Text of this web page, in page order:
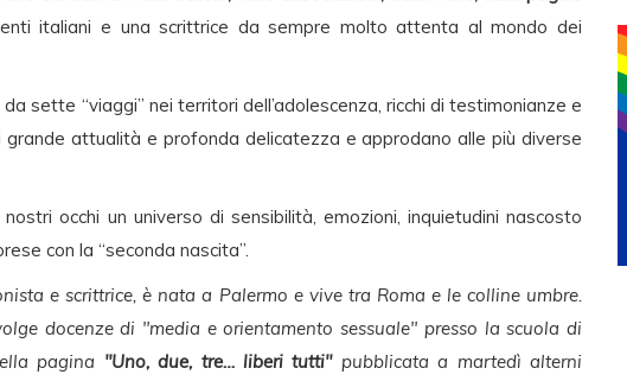
italiani e una scrittrice da sempre molto attenta al mondo dei
sette “viaggi” nei territori dell’adolescenza, ricchi di testimonianze e
attualità e profonda delicatezza e approdano alle più diverse
occhi un universo di sensibilità, emozioni, inquietudini nascosto
con la “seconda nascita”.
e scrittrice, è nata a Palermo e vive tra Roma e le colline umbre.
docenze di "media e orientamento sessuale" presso la scuola di
pagina "Uno, due, tre… liberi tutti"pubblicata a martedì alterni